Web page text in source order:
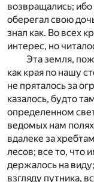
возвращались;
оберегал свою
знал как. Во всех
интерес, но
Эта земля,
как края по нашу
не пряталось за
казалось, будто
определенном
ведомых нам
вдалеке за
лесов; все то, что
держалось на
взгляду путника,